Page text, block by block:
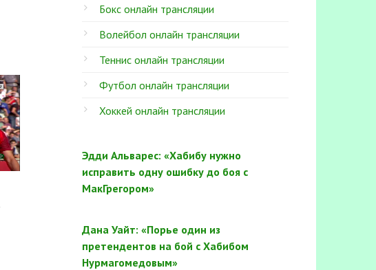
Бокс онлайн трансляции
Волейбол онлайн трансляции
Теннис онлайн трансляции
Футбол онлайн трансляции
Хоккей онлайн трансляции
Эдди Альварес: «Хабибу нужно
исправить одну ошибку до боя с
МакГрегором»
Дана Уайт: «Порье один из
претендентов на бой с Хабибом
Нурмагомедовым»